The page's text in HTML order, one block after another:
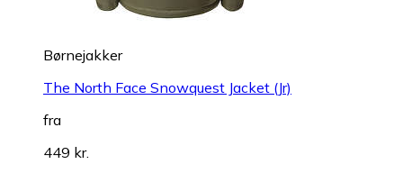
Børnejakker
The North Face Snowquest Jacket (Jr)
fra
449 kr.